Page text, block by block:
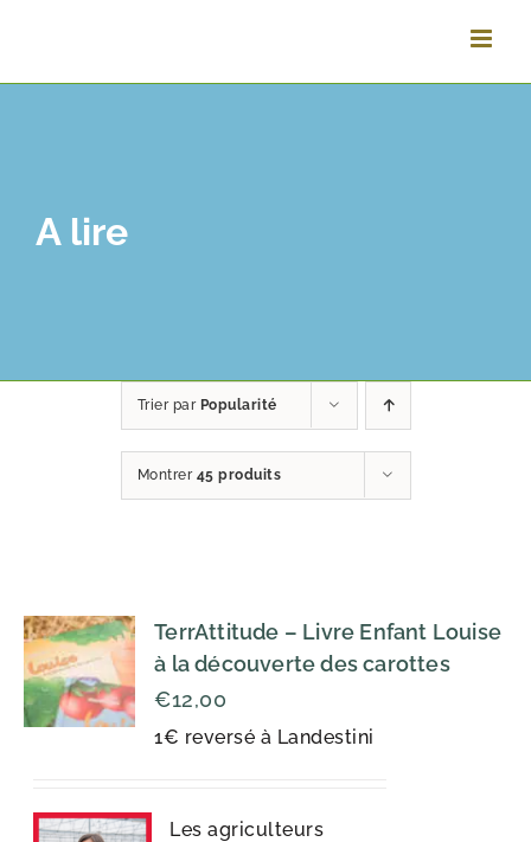
contenuto
A lire
Trier par Popularité
Montrer 45 produits
TerrAttitude – Livre Enfant Louise
à la découverte des carottes
1€ reversé à Landestini
€12,00
Les agriculteurs